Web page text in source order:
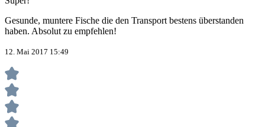
Gesunde, muntere Fische die den Transport bestens überstanden
haben. Absolut zu empfehlen!
12. Mai 2017 15:49